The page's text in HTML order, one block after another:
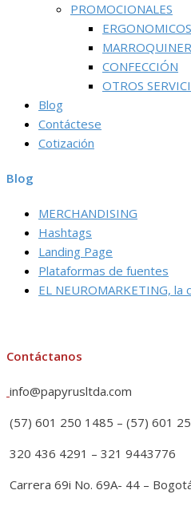
PROMOCIONALES
ERGONOMICOS
CONFECCIÓN
OTROS
Blog
Contáctese
Cotización
Blog
MERCHANDISING
Hashtags
Landing Page
Plataformas de fuentes
EL NEUROMARKETING,
Contáctanos
info@papyrusltda.com
(57) 601 250 1485 – (57) 601
320 436 4291 – 321 9443776
Carrera 69i No. 69A- 44 –